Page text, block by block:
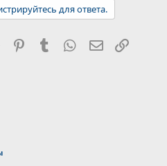
для ответа.
Reddit PinterestTumblr WhatsApp